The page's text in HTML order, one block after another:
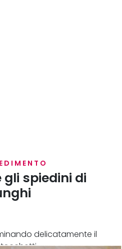
gli spiedini di
delicatamente il